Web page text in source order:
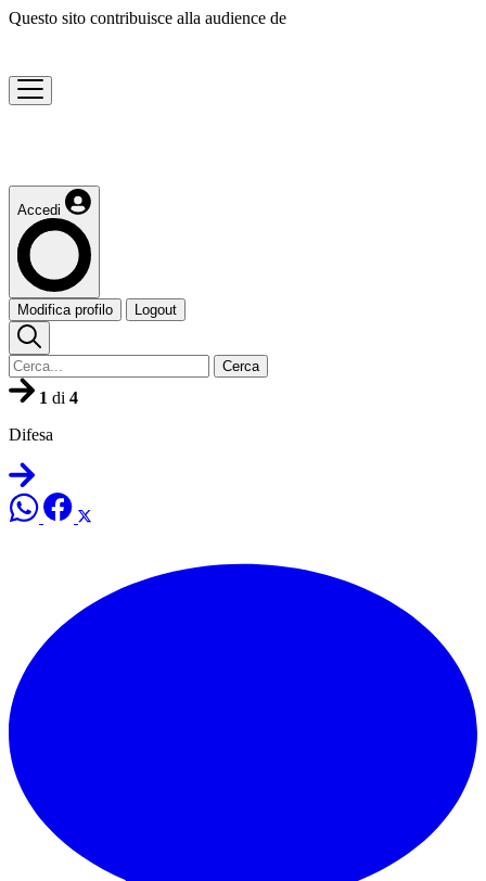
Questo sito contribuisce alla audience de
Accedi
Modifica profilo Logout
Cerca
1 di 4
Difesa